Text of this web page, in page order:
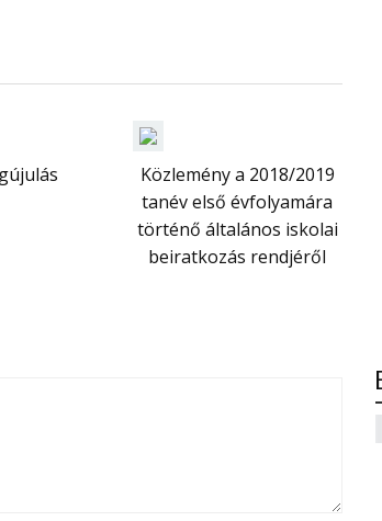
Közlemény a 2018/2019
tanév első évfolyamára
történő általános iskolai
beiratkozás rendjéről